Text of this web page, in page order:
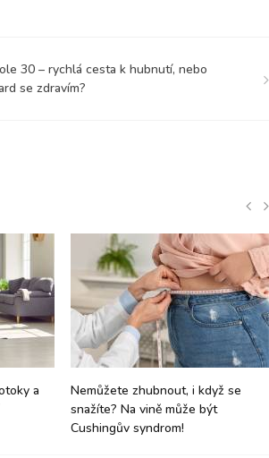
30 – rychlá cesta k hubnutí, nebo
se zdravím?
a
Nemůžete zhubnout, i když se
snažíte? Na vině může být
Cushingův syndrom!